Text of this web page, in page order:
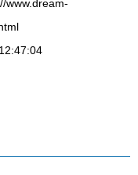
www.dream-